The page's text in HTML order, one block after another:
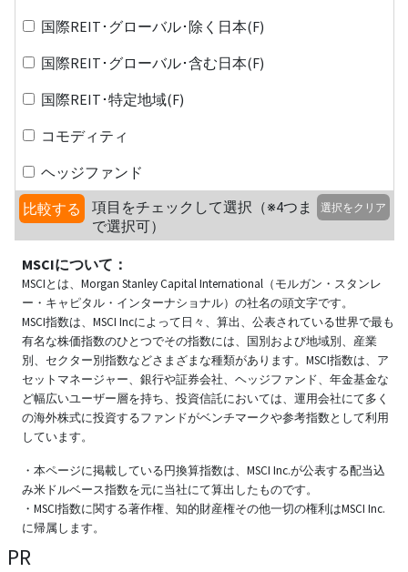
国際REIT･グローバル･除く日本(F)
国際REIT･グローバル･含む日本(F)
国際REIT･特定地域(F)
コモディティ
ヘッジファンド
比較する
項目をチェックして選択（※4つま
で選択可）
選択をクリア
MSCIについて：
MSCIとは、Morgan Stanley Capital International（モルガン・スタンレ
ー・キャピタル・インターナショナル）の社名の頭文字です。
MSCI指数は、MSCI Incによって日々、算出、公表されている世界で最も
有名な株価指数のひとつでその指数には、国別および地域別、産業
別、セクター別指数などさまざまな種類があります。MSCI指数は、ア
セットマネージャー、銀行や証券会社、ヘッジファンド、年金基金な
ど幅広いユーザー層を持ち、投資信託においては、運用会社にて多く
の海外株式に投資するファンドがベンチマークや参考指数として利用
しています。
・本ページに掲載している円換算指数は、MSCI Inc.が公表する配当込
み米ドルベース指数を元に当社にて算出したものです。
・MSCI指数に関する著作権、知的財産権その他一切の権利はMSCI Inc.
に帰属します。
PR